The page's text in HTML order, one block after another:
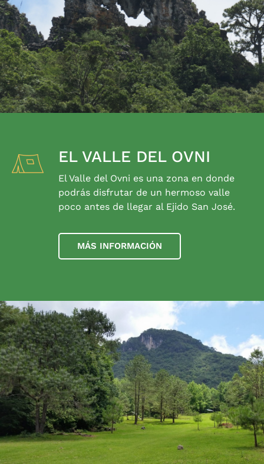
EL VALLE DEL OVNI
El Valle del Ovni es una zona en donde
podrás disfrutar de un hermoso valle
poco antes de llegar al Ejido San José.
MÁS INFORMACIÓN